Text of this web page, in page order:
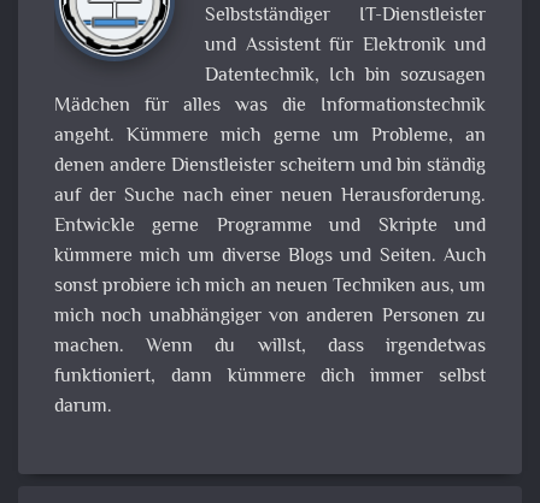
Selbstständiger IT-Dienstleister
und Assistent für Elektronik und
Datentechnik, Ich bin sozusagen
Mädchen für alles was die Informationstechnik
angeht. Kümmere mich gerne um Probleme, an
denen andere Dienstleister scheitern und bin ständig
auf der Suche nach einer neuen Herausforderung.
Entwickle gerne Programme und Skripte und
kümmere mich um diverse Blogs und Seiten. Auch
sonst probiere ich mich an neuen Techniken aus, um
mich noch unabhängiger von anderen Personen zu
machen. Wenn du willst, dass irgendetwas
funktioniert, dann kümmere dich immer selbst
darum.